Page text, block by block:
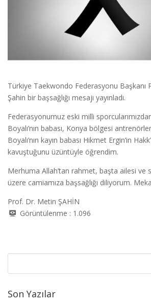
Türkiye Taekwondo Federasyonu Başkanı
Şahin bir başsağlığı mesajı yayınladı.
Federasyonumuz eski milli
Boyalı’nın babası, Konya bölgesi
Boyalı’nın kayın babası Hikmet Ergin’in
kavuştuğunu üzüntüyle öğrendim.
Merhuma Allah’tan rahmet, başta ailesi ve
üzere camiamıza başsağlığı diliyorum.
Prof. Dr. Metin ŞAHİN
Görüntülenme : 1.096
Son Yazılar